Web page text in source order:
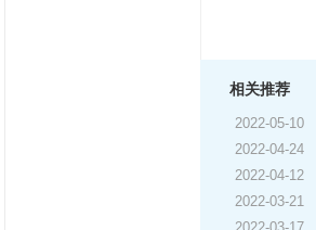
相关推荐
2022-05-10
2022-04-24
2022-04-12
2022-03-21